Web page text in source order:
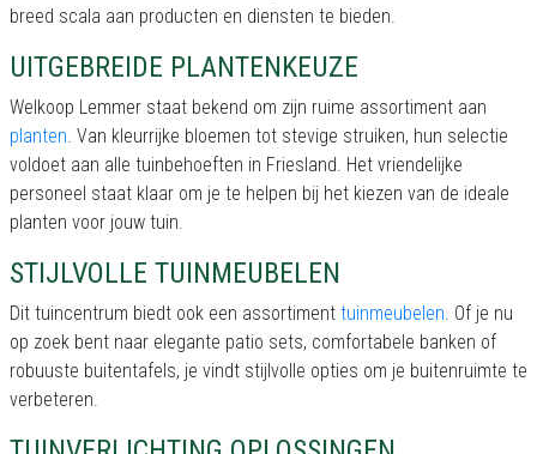
breed scala aan producten en diensten te bieden.
UITGEBREIDE PLANTENKEUZE
Welkoop Lemmer staat bekend om zijn ruime assortiment aan
planten. Van kleurrijke bloemen tot stevige struiken, hun selectie
voldoet aan alle tuinbehoeften in Friesland. Het vriendelijke
personeel staat klaar om je te helpen bij het kiezen van de ideale
planten voor jouw tuin.
STIJLVOLLE TUINMEUBELEN
Dit tuincentrum biedt ook een assortiment tuinmeubelen. Of je nu
op zoek bent naar elegante patio sets, comfortabele banken of
robuuste buitentafels, je vindt stijlvolle opties om je buitenruimte te
verbeteren.